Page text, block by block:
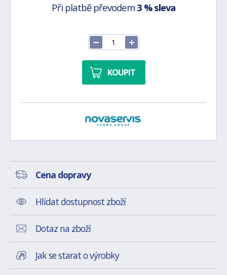
Při platbě převodem 3 % sleva
KOUPIT
Cena dopravy
Hlídat dostupnost zboží
Dotaz na zboží
Jak se starat o výrobky